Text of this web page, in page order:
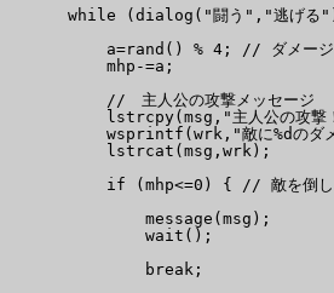
while (dialog("闘う","逃げる
a=rand() % 4; // ダメージ
          mhp-=a;
          //　主人公の攻撃メッセージ
lstrcpy(msg,"主人公の攻撃
wsprintf(wrk,"敵に%dのダ
          lstrcat(msg,wrk);
if (mhp<=0) { // 敵を倒し
              message(msg);
              wait();
              break;